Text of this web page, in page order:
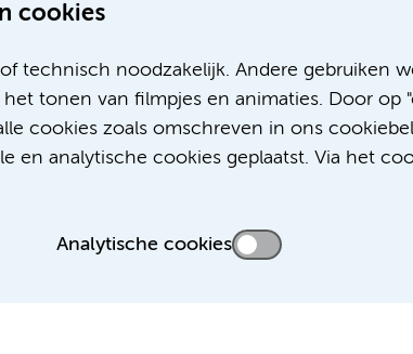
cookies
technisch noodzakelijk. Andere gebruiken
tonen van filmpjes en animaties. Door op
cookies zoals omschreven in ons
en analytische cookies geplaatst. Via het
Analytische cookies